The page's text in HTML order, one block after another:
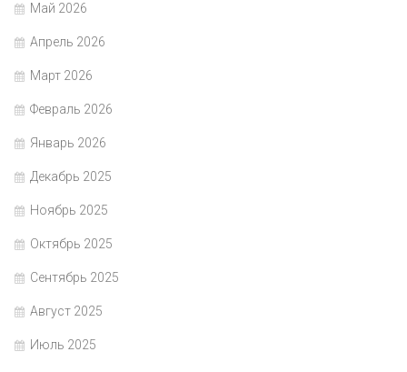
Май 2026
Апрель 2026
Март 2026
Февраль 2026
Январь 2026
Декабрь 2025
Ноябрь 2025
Октябрь 2025
Сентябрь 2025
Август 2025
Июль 2025